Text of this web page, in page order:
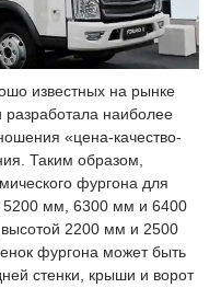
известных на рынке
разработала наиболее
«цена-качество-
Таким образом,
фургона для
5200 мм, 6300 мм и 6400
2200 мм и 2500
фургона может быть
стенки, крыши и ворот